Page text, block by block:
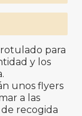
para
y los
unos flyers
a las
recogida